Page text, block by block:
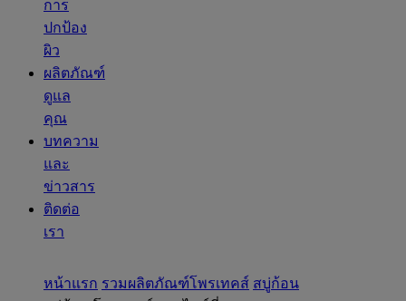
การ
ปกป้อง
ผิว
ผลิตภัณฑ์
ดูแล
คุณ
บทความ
และ
ข่าวสาร
ติดต่อ
เรา
หน้าแรก รวมผลิตภัณฑ์โพรเทคส์ สบู่ก้อน